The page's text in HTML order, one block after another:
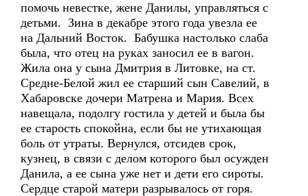
помочь невестке, жене Данилы, управляться с
детьми. Зина в декабре этого года увезла ее
на Дальний Восток. Бабушка настолько слаба
была, что отец на руках заносил ее в вагон.
Жила она у сына Дмитрия в Литовке, на ст.
Средне-Белой жил ее старший сын Савелий, в
Хабаровске дочери Матрена и Мария. Всех
навещала, подолгу гостила у детей и была бы
ее старость спокойна, если бы не утихающая
боль от утраты. Вернулся, отсидев срок,
кузнец, в связи с делом которого был осужден
Данила, а ее сына уже нет и дети его сироты.
Сердце старой матери разрывалось от горя.